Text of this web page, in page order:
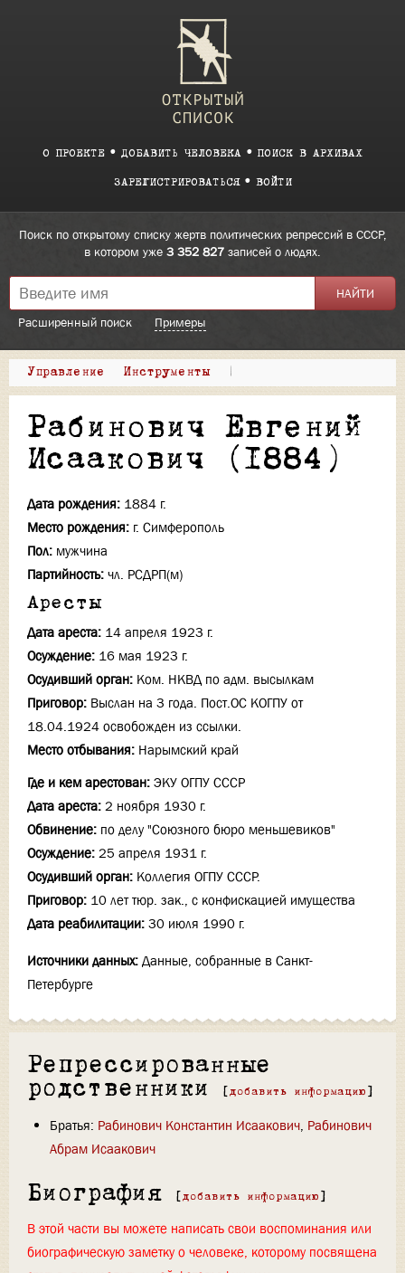
О ПРОЕКТЕ ДОБАВИТЬ ЧЕЛОВЕКА ПОИСК В АРХИВАХ
ЗАРЕГИСТРИРОВАТЬСЯ ВОЙТИ
Поиск по открытому списку жертв политических репрессий в СССР,
в котором уже 3 352 827 записей о людях.
Расширенный поиск Примеры
Управление Инструменты |
Рабинович Евгений
Исаакович (1884)
Дата рождения: 1884 г.
Место рождения: г. Симферополь
Пол: мужчина
Партийность: чл. РСДРП(м)
Аресты
Дата ареста: 14 апреля 1923 г.
Осуждение: 16 мая 1923 г.
Осудивший орган: Ком. НКВД по адм. высылкам
Приговор: Выслан на 3 года. Пост.ОС КОГПУ от
18.04.1924 освобожден из ссылки.
Место отбывания: Нарымский край
Где и кем арестован: ЭКУ ОГПУ СССР
Дата ареста: 2 ноября 1930 г.
Обвинение: по делу "Союзного бюро меньшевиков"
Осуждение: 25 апреля 1931 г.
Осудивший орган: Коллегия ОГПУ СССР.
Приговор: 10 лет тюр. зак., с конфискацией имущества
Дата реабилитации: 30 июля 1990 г.
Источники данных: Данные, собранные в Санкт-
Петербурге
Репрессированные
родственники
[ добавить информацию ]
Братья: Рабинович Константин Исаакович, Рабинович
Абрам Исаакович
Биография [ добавить информацию ]
В этой части вы можете написать свои воспоминания или
биографическую заметку о человеке, которому посвящена